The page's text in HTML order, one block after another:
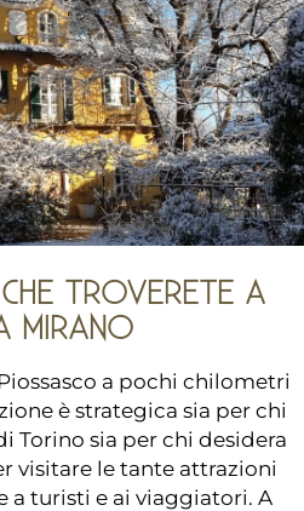
TROVERETE A
MIRANO
a pochi chilometri
è strategica sia per chi
Torino sia per chi desidera
visitare le tante attrazioni
a turisti e ai viaggiatori. A